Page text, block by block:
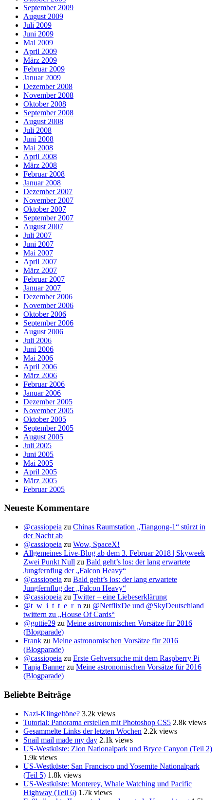
September 2009
August 2009
Juli 2009
Juni 2009
Mai 2009
April 2009
März 2009
Februar 2009
Januar 2009
Dezember 2008
November 2008
Oktober 2008
September 2008
August 2008
Juli 2008
Juni 2008
Mai 2008
April 2008
März 2008
Februar 2008
Januar 2008
Dezember 2007
November 2007
Oktober 2007
September 2007
August 2007
Juli 2007
Juni 2007
Mai 2007
April 2007
März 2007
Februar 2007
Januar 2007
Dezember 2006
November 2006
Oktober 2006
September 2006
August 2006
Juli 2006
Juni 2006
Mai 2006
April 2006
März 2006
Februar 2006
Januar 2006
Dezember 2005
November 2005
Oktober 2005
September 2005
August 2005
Juli 2005
Juni 2005
Mai 2005
April 2005
März 2005
Februar 2005
Neueste Kommentare
@cassiopeia zu Chinas Raumstation „Tiangong-1“ stürzt in
der Nacht ab
@cassiopeia zu Wow, SpaceX!
Allgemeines Live-Blog ab dem 3. Februar 2018 | Skyweek
Zwei Punkt Null zu Bald geht’s los: der lang erwartete
Jungfernflug der „Falcon Heavy“
@cassiopeia zu Bald geht’s los: der lang erwartete
Jungfernflug der „Falcon Heavy“
@cassiopeia zu Twitter – eine Liebeserklärung
@t_w_i_t_t_e_r_n zu @NetflixDe und @SkyDeutschland
twittern zu „House Of Cards“
@gottie29 zu Meine astronomischen Vorsätze für 2016
(Blogparade)
Frank zu Meine astronomischen Vorsätze für 2016
(Blogparade)
@cassiopeia zu Erste Gehversuche mit dem Raspberry Pi
Tanja Bannerzu Meine astronomischen Vorsätze für 2016
(Blogparade)
Beliebte Beiträge
Nazi-Klingeltöne? 3.2k views
Tutorial: Panorama erstellen mit Photoshop CS5 2.8k views
Gesammelte Links der letzten Wochen 2.2k views
Snail mail made my day 2.1k views
US-Westküste: Zion Nationalpark und Bryce Canyon (Teil 2)
1.9k views
US-Westküste: San Francisco und Yosemite Nationalpark
(Teil 5) 1.8k views
US-Westküste: Monterey, Whale Watching und Pacific
Highway (Teil 6) 1.7k views